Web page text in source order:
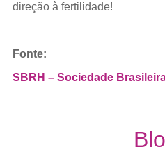
direção à fertilidade!
Fonte:
SBRH – Sociedade